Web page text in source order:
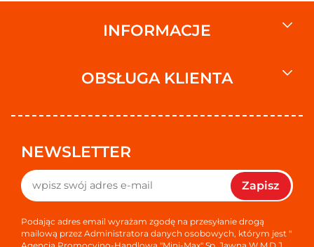
INFORMACJE
OBSŁUGA KLIENTA
NEWSLETTER
Zapisz
Podając adres email wyrażam zgodę na przesyłanie drogą
mailową przez Administratora danych osobowych, którym jest "